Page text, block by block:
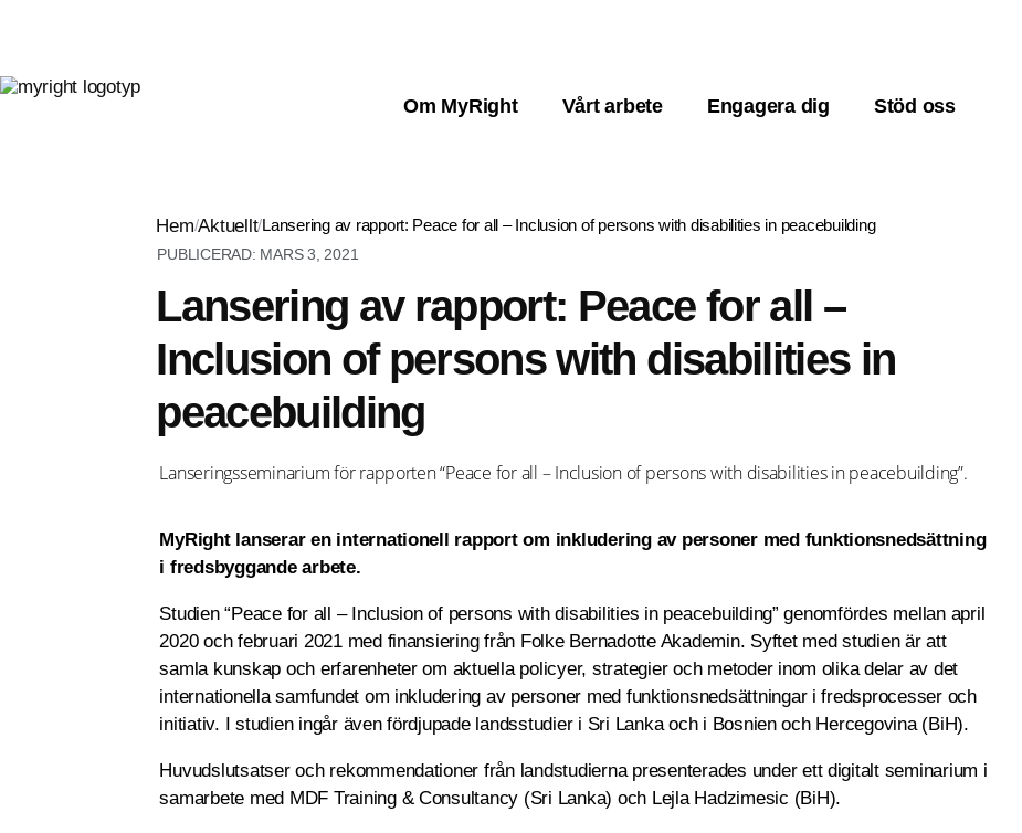
Om MyRight Vårt arbete Engagera dig Stöd oss
Hem/Aktuellt/Lansering av rapport: Peace for all – Inclusion of persons with disabilities in peacebuilding
PUBLICERAD: MARS 3, 2021
Lansering av rapport: Peace for all –
Inclusion of persons with disabilities in
peacebuilding
Lanseringsseminarium för rapporten “Peace for all – Inclusion of persons with disabilities in peacebuilding”.
MyRight lanserar en internationell rapport om inkludering av personer med funktionsnedsättning
i fredsbyggande arbete.
Studien “Peace for all – Inclusion of persons with disabilities in peacebuilding” genomfördes mellan april
2020 och februari 2021 med finansiering från Folke Bernadotte Akademin. Syftet med studien är att
samla kunskap och erfarenheter om aktuella policyer, strategier och metoder inom olika delar av det
internationella samfundet om inkludering av personer med funktionsnedsättningar i fredsprocesser och
initiativ. I studien ingår även fördjupade landsstudier i Sri Lanka och i Bosnien och Hercegovina (BiH).
Huvudslutsatser och rekommendationer från landstudierna presenterades under ett digitalt seminarium i
samarbete med MDF Training & Consultancy (Sri Lanka) och Lejla Hadzimesic (BiH).